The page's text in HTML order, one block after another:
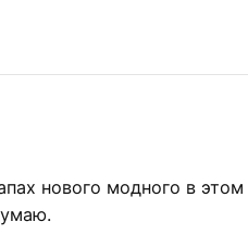
нового модного в этом